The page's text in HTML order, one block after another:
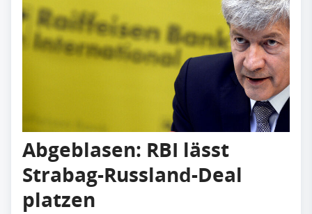
Abgeblasen: RBI lässt
Strabag-Russland-Deal
platzen